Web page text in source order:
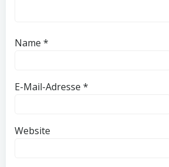
Name *
E-Mail-Adresse *
Website